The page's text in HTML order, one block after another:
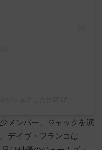
メンバー、ジャックを演
デイヴ・フランコは